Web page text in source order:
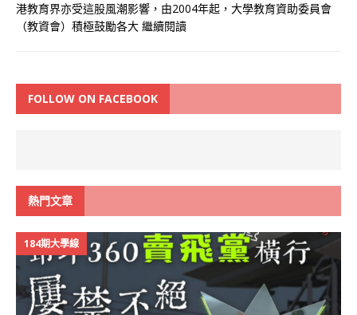
港教育界亦受這股風潮影響，由2004年起，大學教育資助委員會
（教資會）積極鼓勵各大 繼續閱讀
FOLLOW ON FACEBOOK
熱門文章
184期大學線